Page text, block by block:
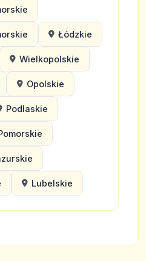
Łódzkie
Wielkopolskie
Opolskie
Podlaskie
Lubelskie